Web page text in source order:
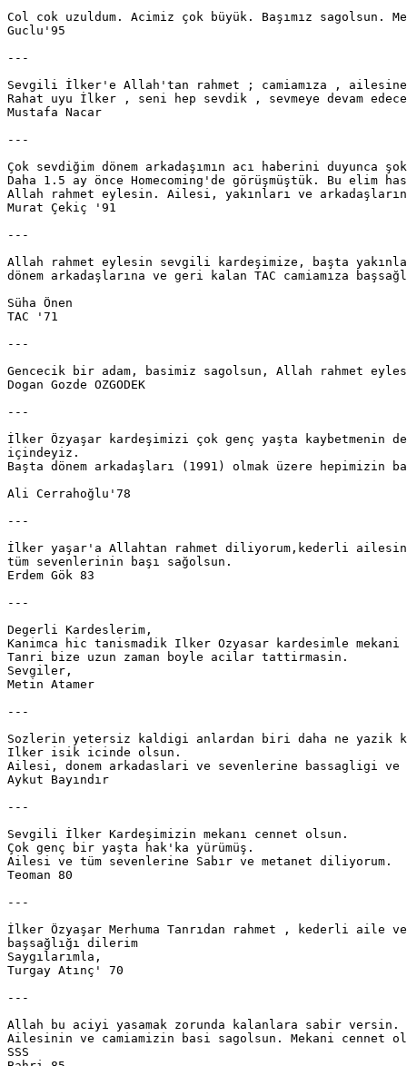
Col cok uzuldum. Acimiz çok büyük. Başımız sagolsun.
Guclu'95
---
Sevgili İlker'e Allah'tan rahmet ; camiamıza ,
Rahat uyu İlker , seni hep sevdik , sevmeye devam
Mustafa Nacar
---
Çok sevdiğim dönem arkadaşımın acı haberini duyunca
Daha 1.5 ay önce Homecoming'de görüşmüştük. Bu elim
Allah rahmet eylesin. Ailesi, yakınları ve
Murat Çekiç '91
---
Allah rahmet eylesin sevgili kardeşimize, başta
dönem arkadaşlarına ve geri kalan TAC camiamıza
Süha Önen
TAC '71
---
Gencecik bir adam, basimiz sagolsun, Allah rahmet
Dogan Gozde OZGODEK
---
İlker Özyaşar kardeşimizi çok genç yaşta kaybetmenin
içindeyiz.
Başta dönem arkadaşları (1991) olmak üzere hepimizin
Ali Cerrahoğlu'78
---
İlker yaşar'a Allahtan rahmet diliyorum,kederli
tüm sevenlerinin başı sağolsun.
Erdem Gök 83
---
Degerli Kardeslerim,
Kanimca hic tanismadik Ilker Ozyasar kardesimle
Tanri bize uzun zaman boyle acilar tattirmasin.
Sevgiler,
Metin Atamer
---
Sozlerin yetersiz kaldigi anlardan biri daha ne yazik
Ilker isik icinde olsun.
Ailesi, donem arkadaslari ve sevenlerine bassagligi ve
Aykut Bayındır
---
Sevgili İlker Kardeşimizin mekanı cennet olsun.
Çok genç bir yaşta hak'ka yürümüş.
Ailesi ve tüm sevenlerine Sabır ve metanet diliyorum.
Teoman 80
---
İlker Özyaşar Merhuma Tanrıdan rahmet , kederli aile
başsağlığı dilerim
Saygılarımla,
Turgay Atınç' 70
---
Allah bu aciyi yasamak zorunda kalanlara sabir
Ailesinin ve camiamizin basi sagolsun. Mekani cennet
SSS